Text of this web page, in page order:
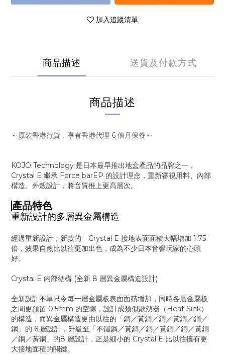
加入追蹤清單
商品描述 送貨及付款方式
商品描述
～原裝香港行貨，享有香港代理 6 個月保養～
KOJO Technology 是日本最早推出地盒產品的品牌之一，
Crystal E 繼承 Force barEP 的設計理念，重新審視用料、內部
構造、外殼設計，將音質推上更高層次。
產品特色
重新設計的多層異金屬構造
經過重新設計，新款的 Crystal E 接地表面面積大幅增加 1.75
倍，效果自然比以往更加出色，成為不少日本音響玩家的心頭
好。
Crystal E 内部結構 (全新 8 層異金屬構造設計)
全新設計不單只令每一層金屬板表面面積增加，同時各層金屬板
之間更預留 0.5mm 的空隙，設計成類似散熱器（Heat Sink）
的構造，而異金屬構造更由以往的「銅／黃銅／銅／黃銅／銅／
鋼」的 6 層設計，升級至「不鏽鋼／黃銅／銅／黃銅／銅／黃銅
／銅／黃銅」的8 層設計，正是細小的 Crystal E 比以往擁有更
大接地面積的關鍵。